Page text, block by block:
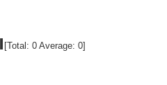
[Total: 0 Average: 0]